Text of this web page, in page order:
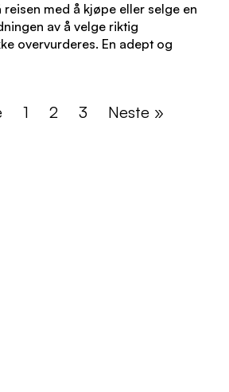
med å kjøpe eller selge en
av å velge riktig
overvurderes. En adept og
1 2 3 Neste »